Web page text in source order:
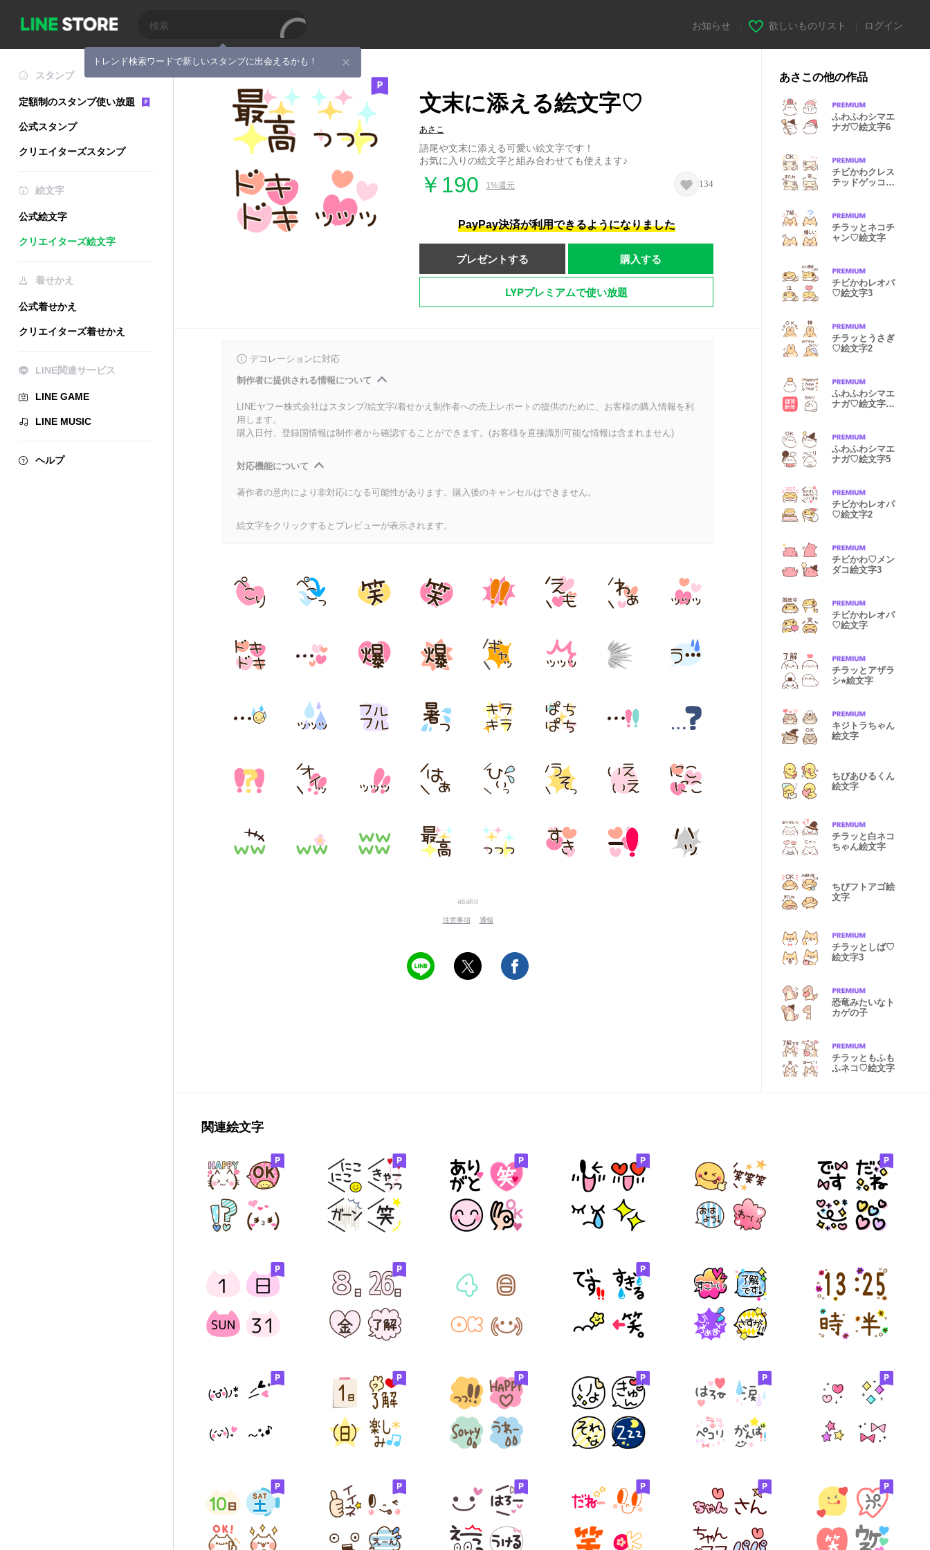
トレンド検索ワードで新しいスタンプに出会えるかも！
お知らせ 欲しいものリスト ログイン
スタンプ
定額制のスタンプ使い放題
公式スタンプ
クリエイターズスタンプ
絵文字
公式絵文字
クリエイターズ絵文字
着せかえ
公式着せかえ
クリエイターズ着せかえ
LINE関連サービス
LINE GAME
LINE MUSIC
ヘルプ
文末に添える絵文字♡
あさこ
語尾や文末に添える可愛い絵文字です！
お気に入りの絵文字と組み合わせても使えます♪
￥190 1%還元 134
PayPay決済が利用できるようになりました
プレゼントする 購入する
LYPプレミアムで使い放題
デコレーションに対応
制作者に提供される情報について
LINEヤフー株式会社はスタンプ/絵文字/着せかえ制作者への売上レポートの提供のために、お客様の購入情報を利
用します。
購入日付、登録国情報は制作者から確認することができます。(お客様を直接識別可能な情報は含まれません)
対応機能について
著作者の意向により非対応になる可能性があります。購入後のキャンセルはできません。
絵文字をクリックするとプレビューが表示されます。
asako
注意事項 通報
あさこの他の作品
ふわふわシマエ
ナガ♡絵文字6
チビかわクレス
テッドゲッコー
チラッとネコチ
ャン♡絵文字
チビかわレオパ
♡絵文字3
チラッとうさぎ
♡絵文字2
ふわふわシマエ
ナガ♡絵文字お
ふわふわシマエ
ナガ♡絵文字5
チビかわレオパ
♡絵文字2
チビかわ♡メン
ダコ絵文字3
チビかわレオパ
♡絵文字
チラッとアザラ
シ⭐︎絵文字
キジトラちゃん
絵文字
ちびあひるくん
絵文字
チラッと白ネコ
ちゃん絵文字
ちびフトアゴ絵
文字
チラッとしば♡
絵文字3
恐竜みたいなト
カゲの子
チラッともふも
ふネコ♡絵文字
関連絵文字